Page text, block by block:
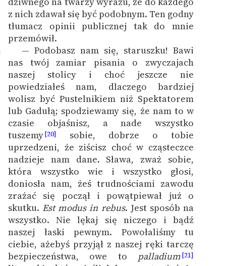
z nich zdawał się być podobnym. Ten godny
tłumacz opinii publicznej tak do mnie
przemówił.
— Podobasz nam się, staruszku! Bawi
nas twój zamiar pisania o zwyczajach
naszej stolicy i choć jeszcze nie
powiedziałeś nam, dlaczego bardziej
wolisz być Pustelnikiem niż Spektatorem
lub Gadułą; spodziewamy się, że nam to w
czasie objaśnisz, a nade wszystko
tuszemy[20]
sobie, dobrze o tobie
uprzedzeni, że ziścisz choć w cząsteczce
nadzieje nam dane. Sława, zważ sobie,
która wszystko wie i wszystko głosi,
doniosła nam, żeś trudnościami zawodu
zrażać się począł i powątpiewał już o
skutku. Est modus in rebus. Jest sposób na
wszystko. Nie lękaj się niczego i bądź
naszej łaski pewnym. Powołaliśmy tu
ciebie, ażebyś przyjął z naszej ręki tarczę
bezpieczeństwa, owe to palladium[21]